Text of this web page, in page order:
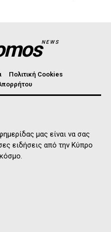
NEWS
Πολιτική Cookies
μας είναι να σας
ειδήσεις από την Κύπρο